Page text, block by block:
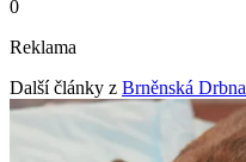
0
Reklama
Další články z Brněnská Drbna